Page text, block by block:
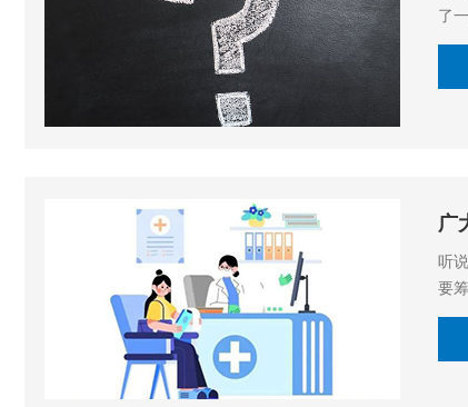
广
听
要